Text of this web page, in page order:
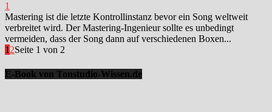
1
Mastering ist die letzte Kontrollinstanz bevor ein Song weltweit
verbreitet wird. Der Mastering-Ingenieur sollte es unbedingt
vermeiden, dass der Song dann auf verschiedenen Boxen...
12Seite 1 von 2
E-Book von Tonstudio-Wissen.de